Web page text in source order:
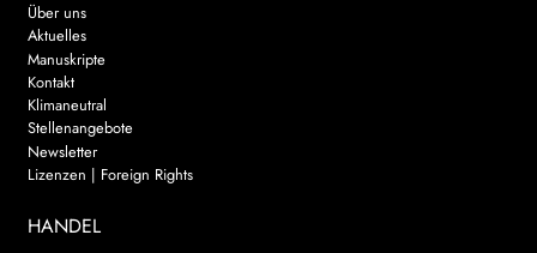
Über uns
Aktuelles
Manuskripte
Kontakt
Klimaneutral
Stellenangebote
Newsletter
Lizenzen | Foreign Rights
HANDEL